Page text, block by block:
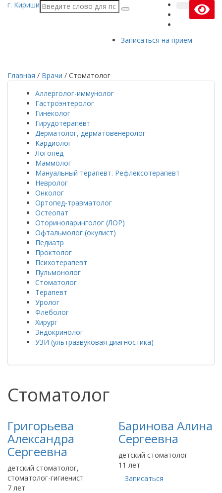
г. Кириши
Записаться на прием
Главная / Врачи / Стоматолог
Аллерголог-иммунолог
Гастроэнтеролог
Гинеколог
Гирудотерапевт
Дерматолог, дерматовенеролог
Кардиолог
Логопед
Маммолог
Мануальный терапевт. Рефлексотерапевт
Невролог
Онколог
Ортопед-травматолог
Остеопат
Оториноларинголог (ЛОР)
Офтальмолог (окулист)
Педиатр
Проктолог
Психотерапевт
Пульмонолог
Стоматолог
Терапевт
Уролог
Флеболог
Хирург
Эндокринолог
УЗИ (ультразвуковая диагностика)
Стоматолог
Григорьева
Александра
Сергеевна
детский стоматолог,
стоматолог-гигиенист
7 лет
Баринова Алина
Сергеевна
детский стоматолог
11 лет
Записаться